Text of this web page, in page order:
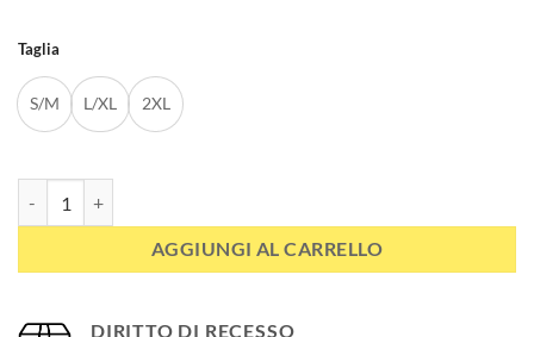
Taglia
S/M L/XL 2XL
AGGIUNGI AL CARRELLO
DIRITTO DI RECESSO